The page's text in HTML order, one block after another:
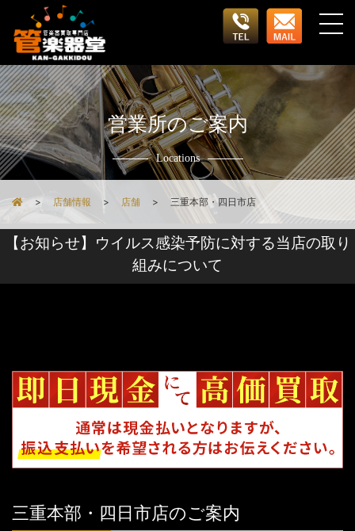
店舗情報 店舗 三重本部・四日市店
営業所のご案内
Locations
【お知らせ】ウイルス感染予防に対する当店の取り
組みについて
三重本部・四日市店のご案内